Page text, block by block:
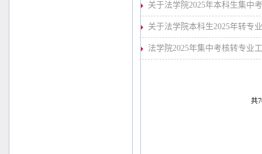
关于法学院2025年本科生集中
关于法学院本科生2025年转专
法学院2025年集中考核转专业
共